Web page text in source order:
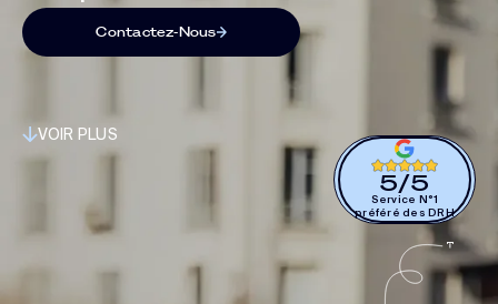
Contactez-Nous
VOIR PLUS
5/5
Service N°1
préféré des DRH